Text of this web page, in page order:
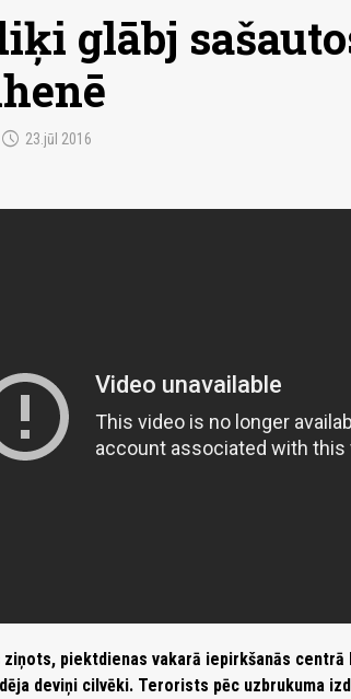
glābj
schedule 23.jūl 2016
ziņots, piektdienas vakarā iepirkšanās centrā
deviņi cilvēki. Terorists pēc uzbrukuma